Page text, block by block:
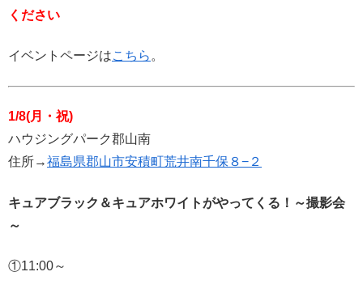
ください
イベントページはこちら 。
1/8(月・祝)
ハウジングパーク郡山南
住所→福島県郡山市安積町荒井南千保８−２
キュアブラック＆キュアホワイトがやってくる！～撮影会
～
①11:00～